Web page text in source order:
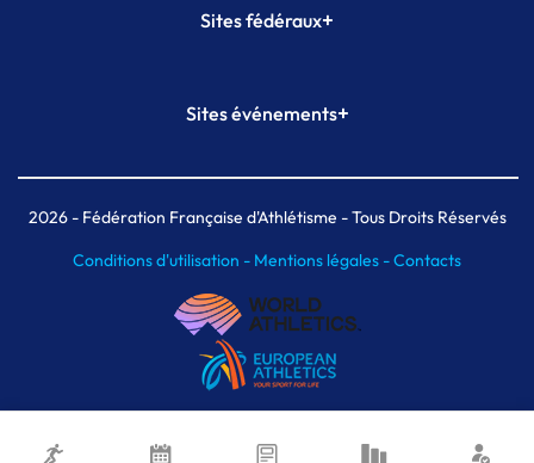
Sites fédéraux+
Plateforme Formation
Sites événements+
Meeting de Paris indoor
MAIF Ekiden de Paris
2026- Fédération Française d'Athlétisme - Tous Droits Réservés
Conditions d'utilisation - Mentions légales -Contacts